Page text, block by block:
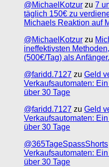
@MichaelKotzur zu 7
täglich 150€ zu
Michaels Reaktion auf
@MichaelKotzur zu
ineffektivsten
(500€/Tag) als Anfänger.
@faridd.7127 zu Geld
Verkaufsautomaten:
über 30 Tage
@faridd.7127 zu Geld
Verkaufsautomaten:
über 30 Tage
@365TageSpassShorts
Verkaufsautomaten:
über 30 Tage